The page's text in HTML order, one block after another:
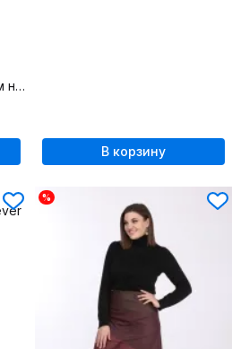
Юбка из пайеток с поясом на резинке и полуприлегающим силуэтом
В корзину
%